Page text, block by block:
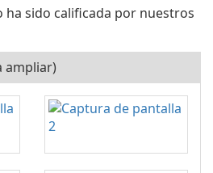
ha sido calificada por nuestros
ampliar)